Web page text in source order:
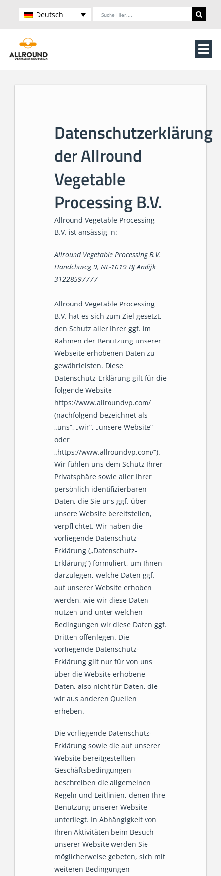
Deutsch
Search
Verarbeitungslinien
Datenschutzerklärung
der Allround
Vegetable
Processing B.V.
Allround Vegetable Processing
B.V. ist ansässig in:
Allround Vegetable Processing B.V.
Handelsweg 9, NL-1619 BJ Andijk
31228597777
Allround Vegetable Processing
B.V. hat es sich zum Ziel gesetzt,
den Schutz aller Ihrer ggf. im
Rahmen der Benutzung unserer
Webseite erhobenen Daten zu
gewährleisten. Diese
Datenschutz-Erklärung gilt für die
folgende Website
https://www.allroundvp.com/
(nachfolgend bezeichnet als
„uns“, „wir“, „unsere Website“
oder
„https://www.allroundvp.com/“).
Wir fühlen uns dem Schutz Ihrer
Privatsphäre sowie aller Ihrer
persönlich identifizierbaren
Daten, die Sie uns ggf. über
unsere Website bereitstellen,
verpflichtet. Wir haben die
vorliegende Datenschutz-
Erklärung („Datenschutz-
Erklärung“) formuliert, um Ihnen
darzulegen, welche Daten ggf.
auf unserer Website erhoben
werden, wie wir diese Daten
nutzen und unter welchen
Bedingungen wir diese Daten ggf.
Dritten offenlegen. Die
vorliegende Datenschutz-
Erklärung gilt nur für von uns
über die Website erhobene
Daten, also nicht für Daten, die
wir aus anderen Quellen
erheben.
Die vorliegende Datenschutz-
Erklärung sowie die auf unserer
Website bereitgestellten
Geschäftsbedingungen
beschreiben die allgemeinen
Regeln und Leitlinien, denen Ihre
Benutzung unserer Website
unterliegt. In Abhängigkeit von
Ihren Aktivitäten beim Besuch
unserer Website werden Sie
möglicherweise gebeten, sich mit
weiteren Bedingungen